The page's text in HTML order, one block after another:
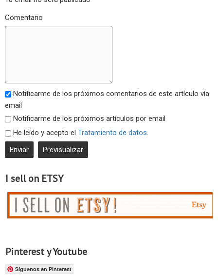
I sell on ETSY
Pinterest y Youtube
Síguenos en Pinterest
Comentario
Notificarme de los próximos comentarios de este artículo vía
email
Notificarme de los próximos artículos por email
He leído y acepto el Tratamiento de datos.